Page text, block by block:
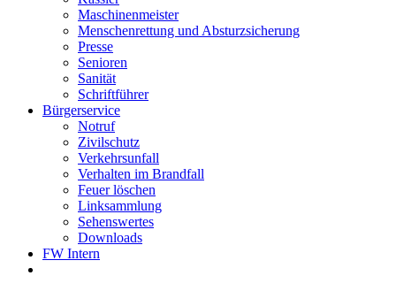
Maschinenmeister
Menschenrettung und Absturzsicherung
Presse
Senioren
Sanität
Schriftführer
Bürgerservice
Notruf
Zivilschutz
Verkehrsunfall
Verhalten im Brandfall
Feuer löschen
Linksammlung
Sehenswertes
Downloads
FW Intern